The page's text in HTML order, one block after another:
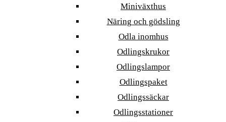
Miniväxthus
Näring och gödsling
Odla inomhus
Odlingskrukor
Odlingslampor
Odlingspaket
Odlingssäckar
Odlingsstationer